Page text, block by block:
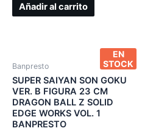
Añadir al carrito
EN
STOCK
Banpresto
SUPER SAIYAN SON GOKU
VER. B FIGURA 23 CM
DRAGON BALL Z SOLID
EDGE WORKS VOL. 1
BANPRESTO